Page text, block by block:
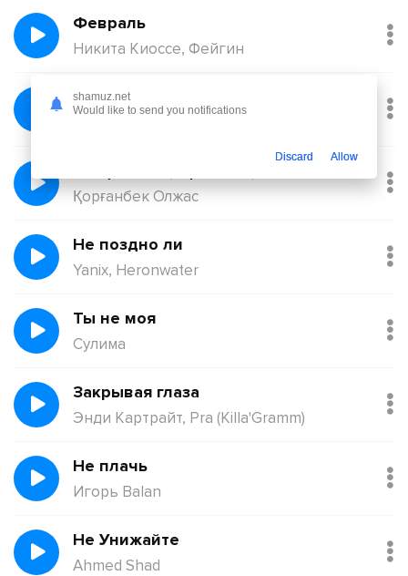
Февраль
Никита Киоссе, Фейгин
Без тебя
Қорғанбек Олжас
Не поздно ли
Yanix, Heronwater
Ты не моя
Сулима
Закрывая глаза
Энди Картрайт, Pra (Killa'Gramm)
Не плачь
Игорь Balan
Не Унижайте
Ahmed Shad
shamuz.net
Would like to send you notifications
Discard Allow